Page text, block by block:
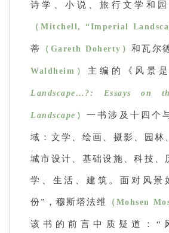
诗学、小说、旅行文学和
（Mitchell, “Imperial
蒂 （Gareth Doherty） 和瓦尔
Waldheim） 主编的《风景
Landscape…?: Essays on
Landscape ）一书涉及十四个
域：文学、绘画、摄影、园林
城市设计、基础设施、科技、
学、生活、建筑。面对风景
份”，穆斯塔法维 （Mohsen
该书的前言中质疑道：“